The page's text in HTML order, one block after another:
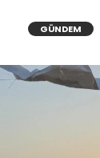
GÜNDEM